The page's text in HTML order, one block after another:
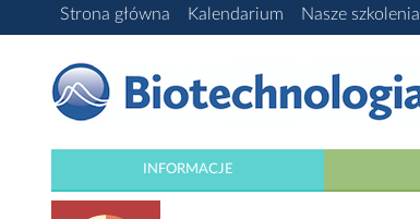
Strona główna Kalendarium Nasze szkolenia
INFORMACJE